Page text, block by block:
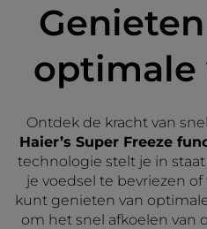
optimale
Ontdek de kracht van
Haier’s Super Freeze
technologie stelt je in
je voedsel te bevriezen
kunt genieten van
om het snel afkoelen van